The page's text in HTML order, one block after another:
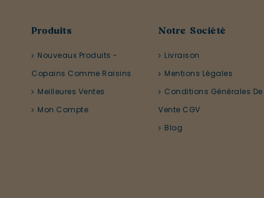
Produits
Nouveaux Produits -
Copains Comme Raisins
Meilleures Ventes
Mon Compte
Notre Société
Livraison
Mentions Légales
Conditions Générales De
Vente CGV
Blog